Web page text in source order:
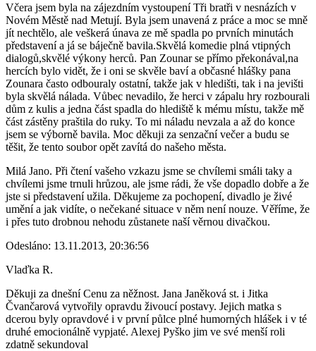
Včera jsem byla na zájezdním vystoupení Tři bratři v nesnázích v
Novém Městě nad Metují. Byla jsem unavená z práce a moc se mně
jít nechtělo, ale veškerá únava ze mě spadla po prvních minutách
představení a já se báječně bavila.Skvělá komedie plná vtipných
dialogů,skvělé výkony herců. Pan Zounar se přímo překonával,na
hercích bylo vidět, že i oni se skvěle baví a občasné hlášky pana
Zounara často odbouraly ostatní, takže jak v hledišti, tak i na jevišti
byla skvělá nálada. Vůbec nevadilo, že herci v zápalu hry rozbourali
dům z kulis a jedna část spadla do hlediště k mému místu, takže mě
část zástěny praštila do ruky. To mi náladu nevzala a až do konce
jsem se výborně bavila. Moc děkuji za senzační večer a budu se
těšit, že tento soubor opět zavítá do našeho města.
Milá Jano. Při čtení vašeho vzkazu jsme se chvílemi smáli taky a
chvílemi jsme trnuli hrůzou, ale jsme rádi, že vše dopadlo dobře a že
jste si představení užila. Děkujeme za pochopení, divadlo je živé
umění a jak vidíte, o nečekané situace v něm není nouze. Věříme, že
i přes tuto drobnou nehodu zůstanete naší věrnou divačkou.
Odesláno: 13.11.2013, 20:36:56
Vlaďka R.
Děkuji za dnešní Cenu za něžnost. Jana Janěková st. i Jitka
Čvančarová vytvořily opravdu živoucí postavy. Jejich matka s
dcerou byly opravdové i v první půlce plné humorných hlášek i v té
druhé emocionálně vypjaté. Alexej Pyško jim ve své menší roli
zdatně sekundoval